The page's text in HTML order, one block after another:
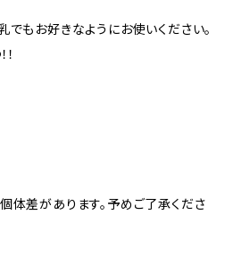
もお好きなようにお使いください。
差があります。予めご了承くださ